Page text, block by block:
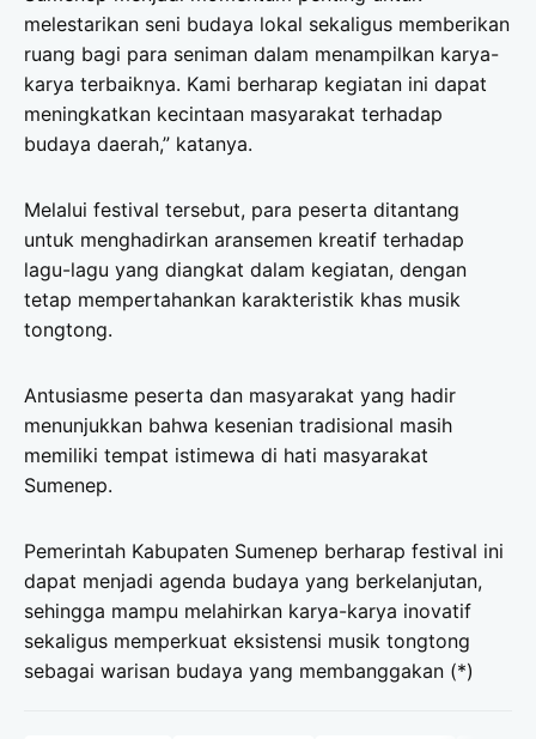
melestarikan seni budaya lokal sekaligus memberikan
ruang bagi para seniman dalam menampilkan karya-
karya terbaiknya. Kami berharap kegiatan ini dapat
meningkatkan kecintaan masyarakat terhadap
budaya daerah,” katanya.
Melalui festival tersebut, para peserta ditantang
untuk menghadirkan aransemen kreatif terhadap
lagu-lagu yang diangkat dalam kegiatan, dengan
tetap mempertahankan karakteristik khas musik
tongtong.
Antusiasme peserta dan masyarakat yang hadir
menunjukkan bahwa kesenian tradisional masih
memiliki tempat istimewa di hati masyarakat
Sumenep.
Pemerintah Kabupaten Sumenep berharap festival ini
dapat menjadi agenda budaya yang berkelanjutan,
sehingga mampu melahirkan karya-karya inovatif
sekaligus memperkuat eksistensi musik tongtong
sebagai warisan budaya yang membanggakan (*)